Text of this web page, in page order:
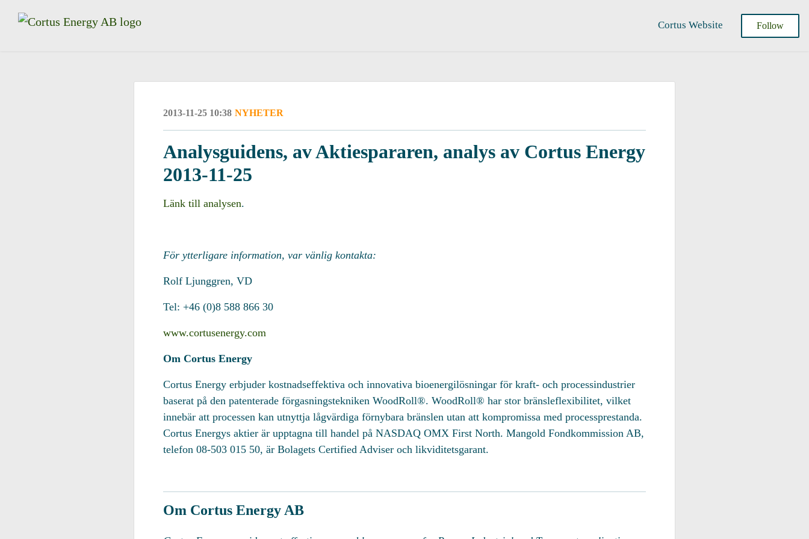
Cortus Website Follow
2013-11-25 10:38 NYHETER
Analysguidens, av Aktiespararen, analys av Cortus Energy
2013-11-25
Länk till analysen.
För ytterligare information, var vänlig kontakta:
Rolf Ljunggren, VD
Tel: +46 (0)8 588 866 30
www.cortusenergy.com
Om Cortus Energy
Cortus Energy erbjuder kostnadseffektiva och innovativa bioenergilösningar för kraft- och processindustrier
baserat på den patenterade förgasningstekniken WoodRoll®. WoodRoll® har stor bränsleflexibilitet, vilket
innebär att processen kan utnyttja lågvärdiga förnybara bränslen utan att kompromissa med processprestanda.
Cortus Energys aktier är upptagna till handel på NASDAQ OMX First North. Mangold Fondkommission AB,
telefon 08-503 015 50, är Bolagets Certified Adviser och likviditetsgarant.
Om Cortus Energy AB